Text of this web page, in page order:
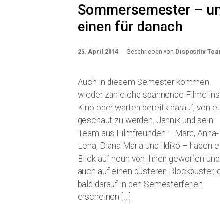
Sommersemester –
einen für danach
26. April 2014 Geschrieben von Dispositiv
Auch in diesem Semester kommen
wieder zahleiche spannende Filme ins
Kino oder warten bereits darauf, von
geschaut zu werden. Jannik und sein
Team aus Filmfreunden – Marc, Anna-
Lena, Diana Maria und Ildikó – haben
Blick auf neun von ihnen geworfen und
auch auf einen düsteren Blockbuster,
bald darauf in den Semesterferien
erscheinen […]